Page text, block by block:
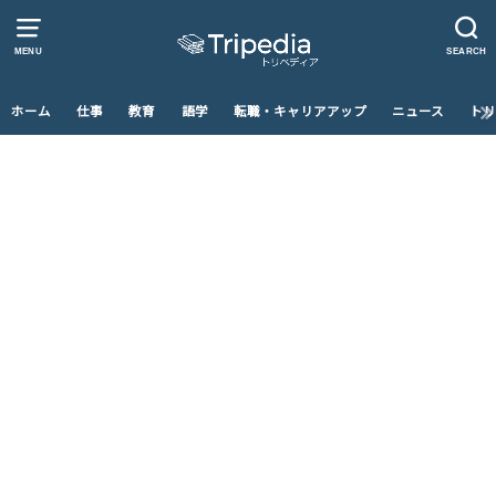
MENU SEARCH
ホーム 仕事 教育 語学 転職・キャリアアップ ニュース ト